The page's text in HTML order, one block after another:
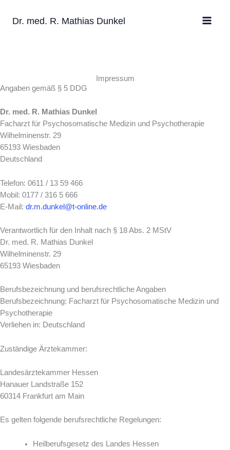
InhaltDr. med. R. Mathias Dunkel
Impressum
Angaben gemäß § 5 DDG
Dr. med. R. Mathias Dunkel
Facharzt für Psychosomatische Medizin und Psychotherapie
Wilhelminenstr. 29
65193 Wiesbaden
Deutschland
Telefon: 0611 / 13 59 466
Mobil: 0177 / 316 5 666
E-Mail: dr.m.dunkel@t-online.de
Verantwortlich für den Inhalt nach § 18 Abs. 2 MStV
Dr. med. R. Mathias Dunkel
Wilhelminenstr. 29
65193 Wiesbaden
Berufsbezeichnung und berufsrechtliche Angaben
Berufsbezeichnung: Facharzt für Psychosomatische Medizin und
Psychotherapie
Verliehen in: Deutschland
Zuständige Ärztekammer:
Landesärztekammer Hessen
Hanauer Landstraße 152
60314 Frankfurt am Main
Es gelten folgende berufsrechtliche Regelungen:
Heilberufsgesetz des Landes Hessen